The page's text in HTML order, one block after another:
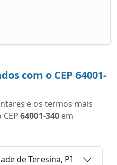
com o CEP 64001-
e os termos mais
64001-340 em
de Teresina, PI